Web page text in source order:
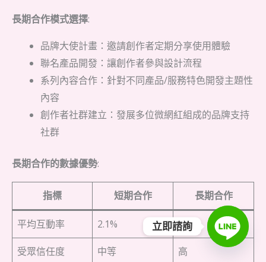
長期合作模式選擇:
品牌大使計畫：邀請創作者定期分享使用體驗
聯名產品開發：讓創作者參與設計流程
系列內容合作：針對不同產品/服務特色開發主題性
內容
創作者社群建立：發展多位微網紅組成的品牌支持
社群
長期合作的數據優勢:
指標 短期合作 長期合作
平均互動率 2.1% 4.5%
受眾信任度 中等 高
立即諮詢